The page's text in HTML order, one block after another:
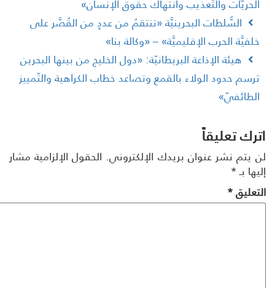
والتَّعذيب وانتهاك حقوق الإنسان»
السُّلطات البحرينيَّة «تنتقمُ من عددٍ من القُصَّر على
الحرب الإقليميَّة» – «وكالة بنا»
هيئة الإذاعة البريطانيّة: «دول الخليج من بينها البحرين
حدود الولاء بالقمع وتصاعد خطاب الكراهية والتّمييز
تعليقاً
يتم نشر عنوان بريدك الإلكتروني. الحقول الإلزامية مشار
بـ*
*